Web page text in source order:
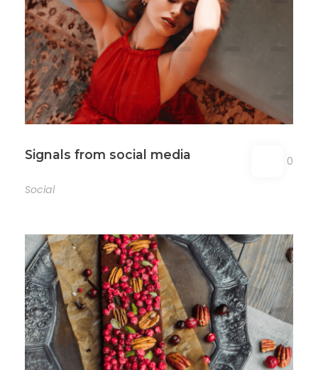
Signals from social media
0
Social